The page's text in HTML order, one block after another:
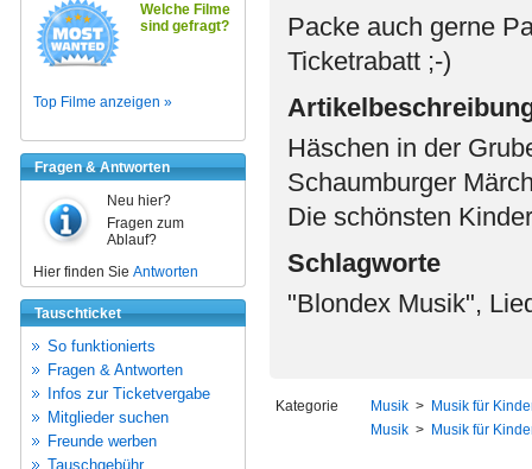
Welche Filme
sind gefragt?
Top Filme anzeigen »
Fragen & Antworten
Neu hier?
Fragen zum
Ablauf?
Hier finden Sie Antworten
Tauschticket
So funktionierts
Fragen & Antworten
Infos zur Ticketvergabe
Mitglieder suchen
Freunde werben
Tauschgebühr
Packe auch gerne
Ticketrabatt ;-)
Häschen in der
Schaumburger
Die schönsten
Schlagworte
"Blondex Musik",
Kategorie Musik > Musik für
Musik > Musik für